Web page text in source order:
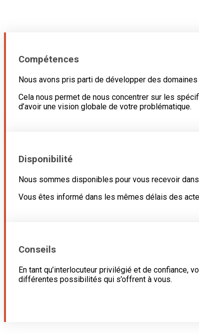
Compétences
Nous avons pris parti de développer des
Cela nous permet de nous concentrer sur les
d’avoir une vision globale de votre problématique.
Disponibilité
Nous sommes disponibles pour vous recevoir
Vous êtes informé dans les mêmes délais des
Conseils
En tant qu’interlocuteur privilégié et de confiance,
différentes possibilités qui s’offrent à vous.